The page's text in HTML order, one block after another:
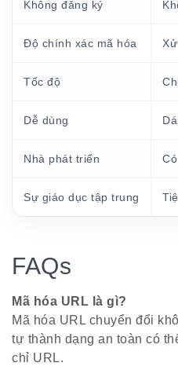
Không đăng ký
Độ chính xác mã hóa
Tốc độ
Dễ dùng
Nhà phát triển
Sự giáo dục tập trung
FAQs
Mã hóa URL là gì?
Mã hóa URL chuyển đổi
tự thành dạng an toàn có
chỉ URL.